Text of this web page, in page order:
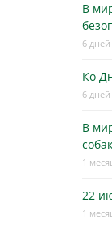
В
6 дней
Ко
6 дней
В
1
22
1